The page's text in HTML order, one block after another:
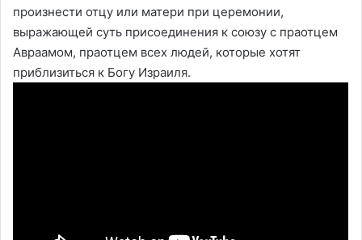
произнести отцу или матери при церемонии,
выражающей суть присоединения к союзу с праотцем
Авраамом, праотцем всех людей, которые хотят
приблизиться к Богу Израиля.